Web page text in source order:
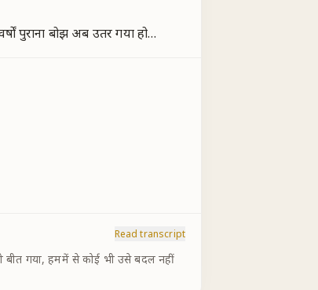
पुराना बोझ अब उतर गया हो…
Read transcript